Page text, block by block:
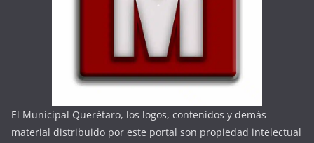
El Municipal Querétaro, los logos, contenidos y demás
material distribuido por este portal son propiedad intelectual